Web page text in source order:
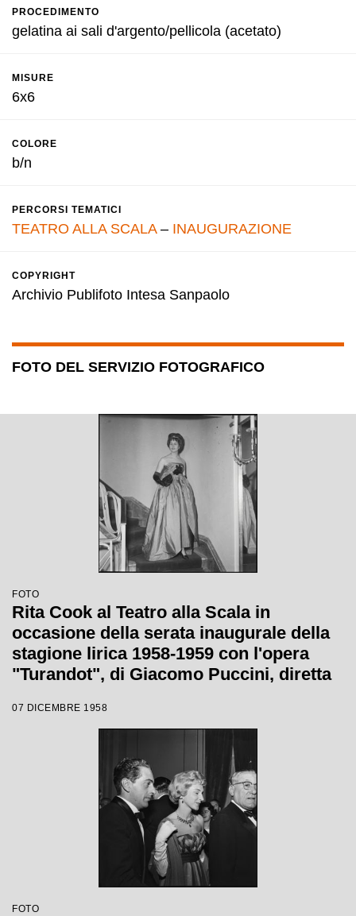
PROCEDIMENTO
gelatina ai sali d'argento/pellicola (acetato)
MISURE
6x6
COLORE
b/n
PERCORSI TEMATICI
TEATRO ALLA SCALA– INAUGURAZIONE
COPYRIGHT
Archivio Publifoto Intesa Sanpaolo
FOTO DEL SERVIZIO FOTOGRAFICO
FOTO
Rita Cook al Teatro alla Scala in
occasione della serata inaugurale della
stagione lirica 1958-1959 con l'opera
"Turandot", di Giacomo Puccini, diretta
Margherita Wallmann
07 DICEMBRE 1958
FOTO